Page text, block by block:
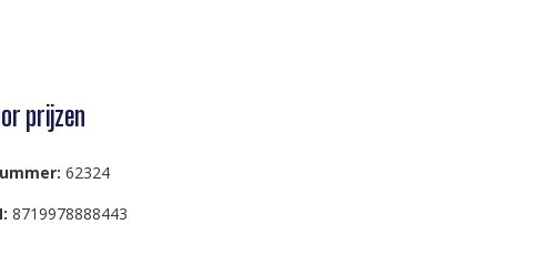
prijzen
62324
8719978888443